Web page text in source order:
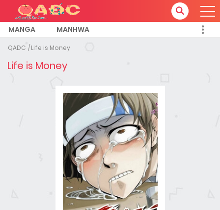
MANGA MANHWA
QADC Life is Money
Life is Money